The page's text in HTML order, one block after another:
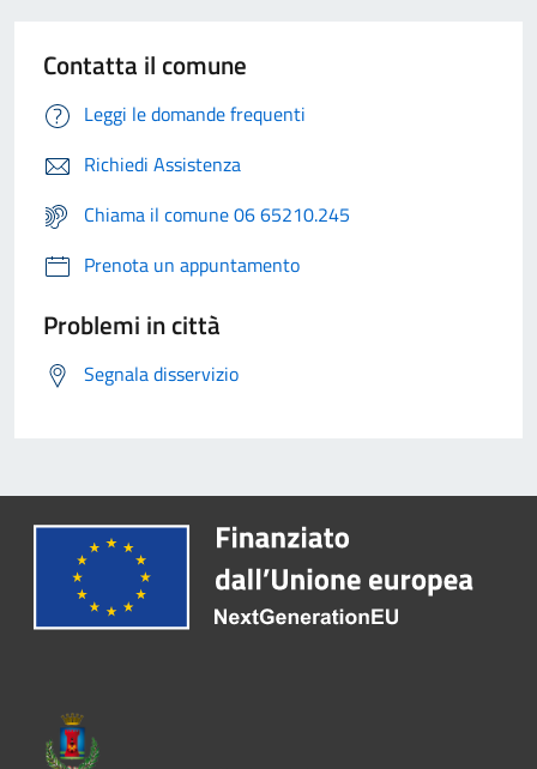
Contatta il comune
Leggi le domande frequenti
Richiedi Assistenza
Chiama il comune 06 65210.245
Prenota un appuntamento
Problemi in città
Segnala disservizio